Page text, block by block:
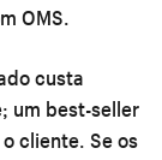
OMS.
custa
um best-seller
cliente. Se os